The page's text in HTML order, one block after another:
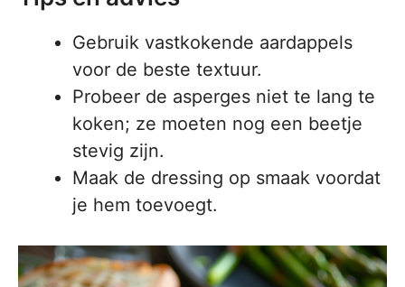
Gebruik vastkokende aardappels
voor de beste textuur.
Probeer de asperges niet te lang te
koken; ze moeten nog een beetje
stevig zijn.
Maak de dressing op smaak voordat
je hem toevoegt.